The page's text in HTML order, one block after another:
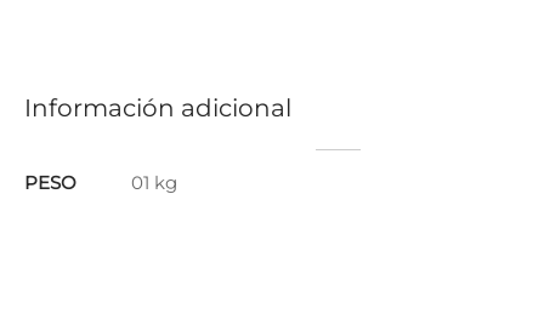
Información adicional
PESO 01 kg